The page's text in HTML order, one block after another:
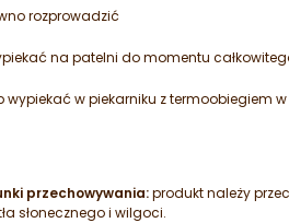
rozprowadzić
na patelni do momentu
wypiekać w piekarniku z termoobiegiem
przechowywania:produkt należy
słonecznego i wilgoci.